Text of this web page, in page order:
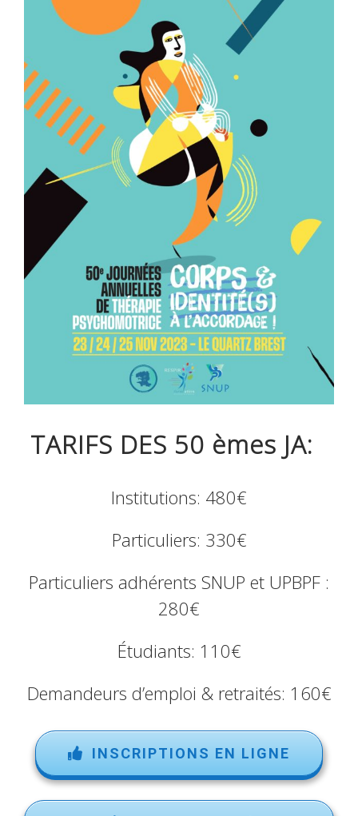
TARIFS DES 50 èmes JA:
Institutions: 480€
Particuliers: 330€
Particuliers adhérents SNUP et UPBPF :
280€
Étudiants: 110€
Demandeurs d’emploi & retraités: 160€
INSCRIPTIONS EN LIGNE